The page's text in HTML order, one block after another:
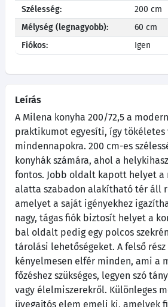
Szélesség:
200 cm
Mélység (legnagyobb):
60 cm
Fiókos:
Igen
Leírás
A Milena konyha 200/72,5 a
praktikumot egyesíti, így tökéletes
mindennapokra. 200 cm-es
konyhák számára, ahol a
fontos. Jobb oldalt kapott helyet a
alatta szabadon alakítható tér áll
amelyet a saját igényekhez
nagy, tágas fiók biztosít helyet a
bal oldalt pedig egy polcos
tárolási lehetőségeket. A felső
kényelmesen elfér minden, ami a
főzéshez szükséges, legyen szó
vagy élelmiszerekről. Különleges
üvegajtós elem emeli ki, amelyek